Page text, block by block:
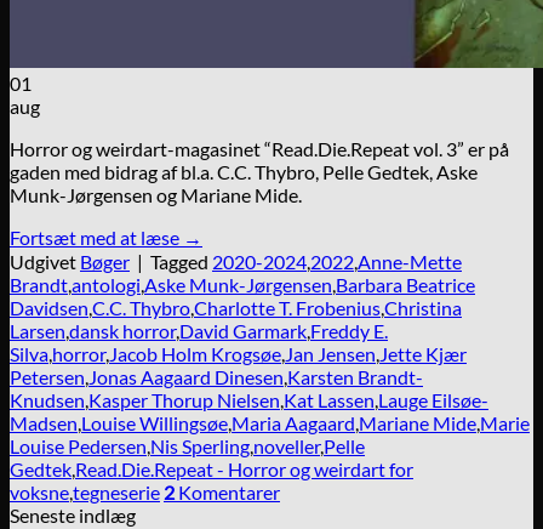
01
aug
Horror og weirdart-magasinet “Read.Die.Repeat vol. 3” er på
gaden med bidrag af bl.a. C.C. Thybro, Pelle Gedtek, Aske
Munk-Jørgensen og Mariane Mide.
Fortsæt med at læse →
Udgivet Bøger | Tagged 2020-2024,2022,Anne-Mette
Brandt,antologi,Aske Munk-Jørgensen,Barbara Beatrice
Davidsen,C.C. Thybro,Charlotte T. Frobenius,Christina
Larsen,dansk horror,David Garmark,Freddy E.
Silva,horror,Jacob Holm Krogsøe,Jan Jensen,Jette Kjær
Petersen,Jonas Aagaard Dinesen,Karsten Brandt-
Knudsen,Kasper Thorup Nielsen,Kat Lassen,Lauge Eilsøe-
Madsen,Louise Willingsøe,Maria Aagaard,Mariane Mide,Marie
Louise Pedersen,Nis Sperling,noveller,Pelle
Gedtek,Read.Die.Repeat - Horror og weirdart for
voksne,tegneserie 2 Komentarer
Seneste indlæg